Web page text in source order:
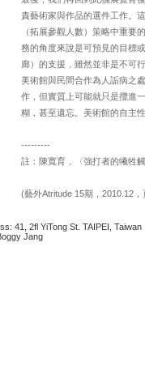
責藝術家與作品的選件工作。
（拓展參觀人數）策略中重
務的角度來說是可預見的目標
廊）的支援，雖然並非是不可
美術館與民間合作為人詬病之
作，但實質上可能就只是攬進
糊，甚至遺忘。美術館的自主
---------
註：陳寬育，〈強打者的犧牲
(藝外Atritude 15期，2010.12
41, 2fl YiTong St. TAIPEI, Taiwan
Jang